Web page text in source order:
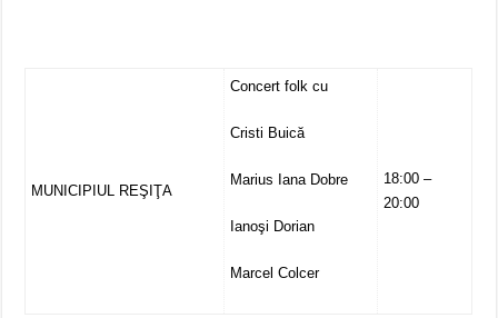
MUNICIPIUL REŞIŢA
Concert folk cu
Cristi Buică
Marius Iana Dobre
Ianoşi Dorian
Marcel Colcer
18:00 –
20:00